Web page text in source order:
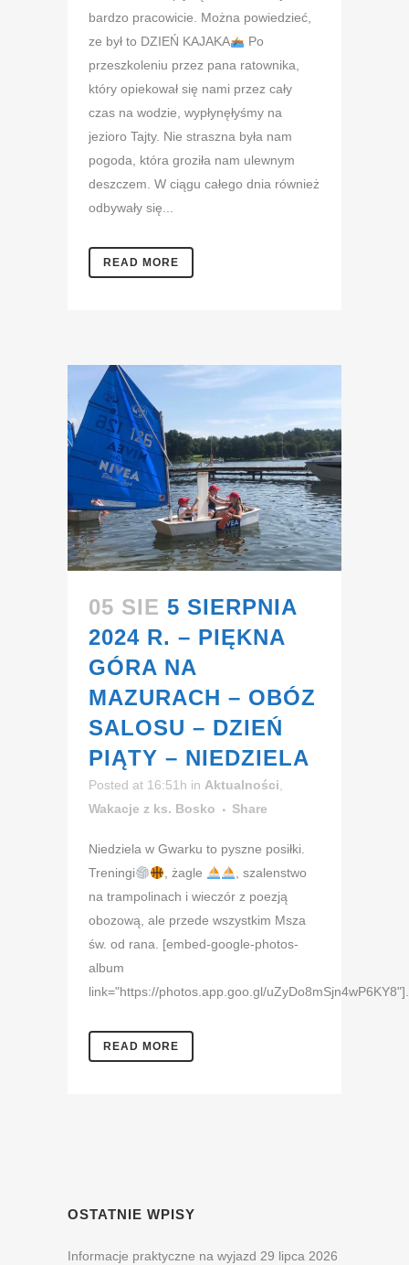
bardzo pracowicie. Można powiedzieć,
ze był to DZIEŃ KAJAKA
Po
przeszkoleniu przez pana ratownika,
który opiekował się nami przez cały
czas na wodzie, wypłynęłyśmy na
jezioro Tajty. Nie straszna była nam
pogoda, która groziła nam ulewnym
deszczem. W ciągu całego dnia również
odbywały się...
READ MORE
05 SIE 5 SIERPNIA
2024 R. – PIĘKNA
GÓRA NA
MAZURACH – OBÓZ
SALOSU – DZIEŃ
PIĄTY – NIEDZIELA
Posted at 16:51h in Aktualności,
Wakacje z ks. Bosko
Share
Niedziela w Gwarku to pyszne posiłki.
Treningi
, żagle
, szalenstwo
na trampolinach i wieczór z poezją
obozową, ale przede wszystkim Msza
św. od rana. [embed-google-photos-
album
link="https://photos.app.goo.gl/
READ MORE
OSTATNIE WPISY
Informacje praktyczne na wyjazd 29 lipca 2026